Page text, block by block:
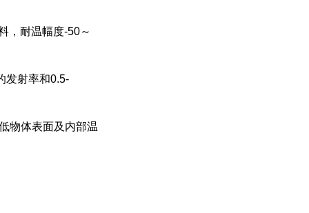
，耐温幅度-50～
发射率和0.5-
物体表面及内部温